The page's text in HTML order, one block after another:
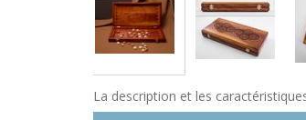
PREVIOUS
La description et les